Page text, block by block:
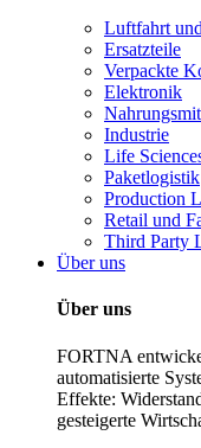
Luftfahrt
Ersatzteile
Verpackte
Elektronik
Industrie
Life
Paketlogistik
Production
Retail und
Third Party
Über uns
Über uns
FORTNA
automatisierte
Effekte:
gesteigerte